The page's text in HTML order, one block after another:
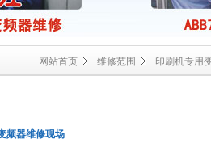
网站首页 维修范围 印刷机专用
频器维修现场